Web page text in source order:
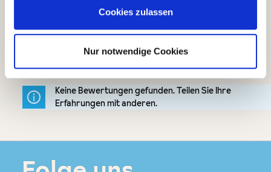
Cookies zulassen
Nur notwendige Cookies
eigene Bewertung schreiben
Bewertungen nur in der aktuellen Sprache anzeigen.
Keine Bewertungen gefunden. Teilen Sie Ihre
Erfahrungen mit anderen.